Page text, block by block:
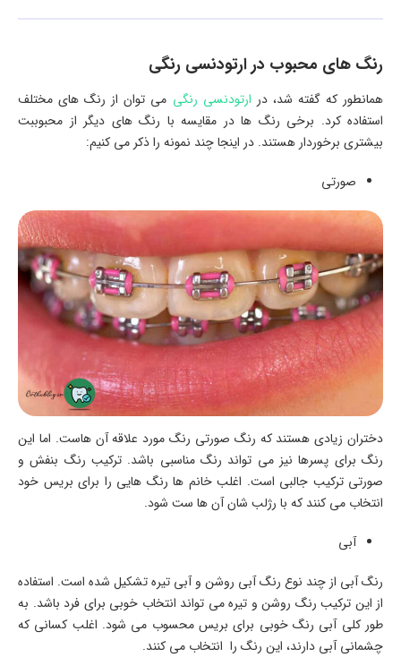
رنگ های محبوب در ارتودنسی رنگی
همانطور که گفته شد، در ارتودنسی رنگی می توان از رنگ های مختلف
استفاده کرد. برخی رنگ ها در مقایسه با رنگ های دیگر از محبوببت
بیشتری برخوردار هستند. در اینجا چند نمونه را ذکر می کنیم:
صورتی
دختران زیادی هستند که رنگ صورتی رنگ مورد علاقه آن هاست. اما این
رنگ برای پسرها نیز می تواند رنگ مناسبی باشد. ترکیب رنگ بنفش و
صورتی ترکیب جالبی است. اغلب خانم ها رنگ هایی را برای بریس خود
انتخاب می کنند که با رژلب شان آن ها ست شود.
آبی
رنگ آبی از چند نوع رنگ آبی روشن و آبی تیره تشکیل شده است. استفاده
از این ترکیب رنگ روشن و تیره می تواند انتخاب خوبی برای فرد باشد. به
طور کلی آبی رنگ خوبی برای بریس محسوب می شود. اغلب کسانی که
چشمانی آبی دارند، این رنگ را انتخاب می کنند.